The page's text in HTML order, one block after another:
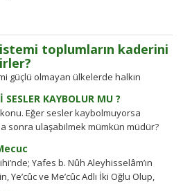
toplumların kaderini
güçlü olmayan ülkelerde halkın
tarihten bugüne toplumsal hareketleri
keşfedin!
SESLER KAYBOLUR MU ?
Eğer sesler kaybolmuyorsa
sonra ulaşabilmek mümkün müdür?
Yafes b. Nûh Aleyhisselâm’ın
Ye’cûc ve Me’cûc Adlı İki Oğlu Olup,